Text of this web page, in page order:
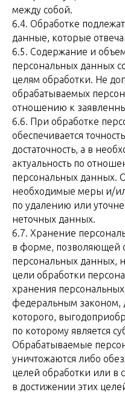
между собой.
6.4. Обработке
данные, которые
6.5. Содержание и
персональных данных
целям обработки. Не
обрабатываемых
отношению к
6.6. При обработке
обеспечивается
достаточность, а в
актуальность по
персональных данных.
необходимые меры и/
по удалению или
неточных данных.
6.7. Хранение
в форме, позволяющей
персональных данных,
цели обработки
хранения
федеральным законом,
которого,
по которому является
Обрабатываемые
уничтожаются либо
целей обработки или в
в достижении этих